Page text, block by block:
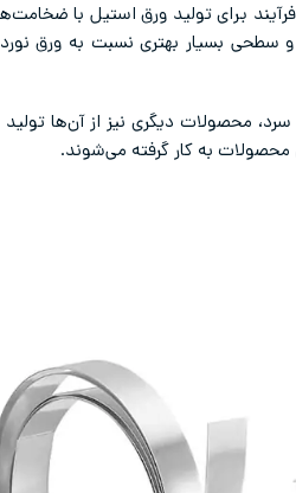
فرآیند برای تولید ورق‌ استیل با
محصولات دیگری نیز از آن‌ها
محصولات به کار گرفته می‌شوند.